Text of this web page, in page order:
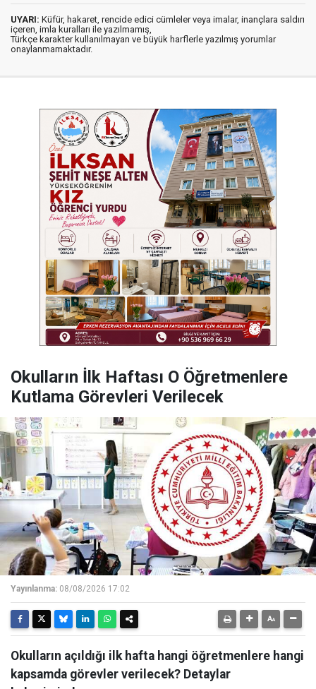
UYARI: Küfür, hakaret, rencide edici cümleler veya imalar, inançlara saldırı
içeren, imla kuralları ile yazılmamış,
Türkçe karakter kullanılmayan ve büyük harflerle yazılmış yorumlar
onaylanmamaktadır.
Okulların İlk Haftası O Öğretmenlere
Kutlama Görevleri Verilecek
Yayınlanma: 08/08/2026 17:02
Okulların açıldığı ilk hafta hangi öğretmenlere hangi
kapsamda görevler verilecek? Detaylar